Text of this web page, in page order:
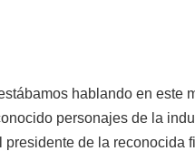
hablando en este
personajes de la
de la